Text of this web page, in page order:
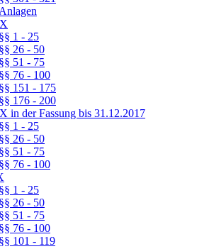
Anlagen
§§ 1 - 25
§§ 26 - 50
§§ 51 - 75
§§ 76 - 100
§§ 151 - 175
§§ 176 - 200
in der Fassung bis 31.12.2017
§§ 1 - 25
§§ 26 - 50
§§ 51 - 75
§§ 76 - 100
§§ 1 - 25
§§ 26 - 50
§§ 51 - 75
§§ 76 - 100
§§ 101 - 119